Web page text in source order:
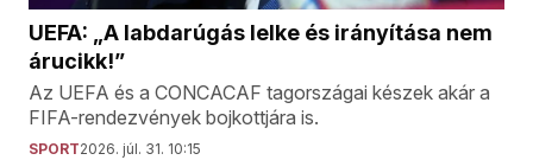
UEFA: „A labdarúgás lelke és irányítása nem
árucikk!”
Az UEFA és a CONCACAF tagországai készek akár a
FIFA-rendezvények bojkottjára is.
SPORT2026. júl. 31. 10:15